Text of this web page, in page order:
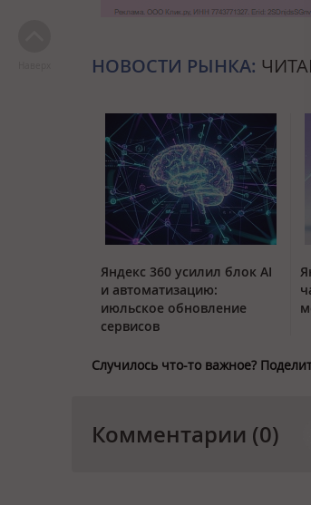
НОВОСТИ РЫНКА:
Яндекс 360 усилил блок AI
и автоматизацию:
июльское обновление
сервисов
Случилось что-то важное?
Комментарии (0)